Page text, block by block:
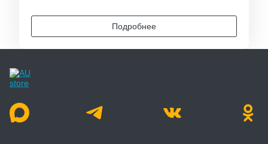
Подробнее